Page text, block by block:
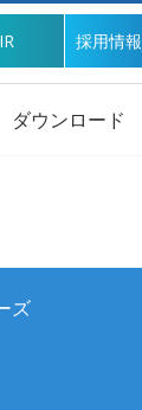
採用情報
ダウンロード
ズ